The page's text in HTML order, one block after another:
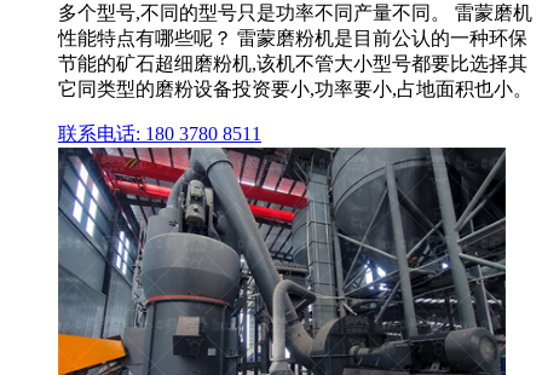
多个型号,不同的型号只是功率不同产量不同。 雷蒙磨机
性能特点有哪些呢？ 雷蒙磨粉机是目前公认的一种环保
节能的矿石超细磨粉机,该机不管大小型号都要比选择其
它同类型的磨粉设备投资要小,功率要小,占地面积也小。
联系电话: 180 3780 8511